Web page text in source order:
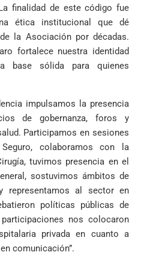
finalidad de este código fue
ética institucional que dé
la Asociación por décadas.
fortalece nuestra identidad
base sólida para quienes
impulsamos la presencia
de gobernanza, foros y
Participamos en sesiones
colaboramos con la
tuvimos presencia en el
sostuvimos ámbitos de
representamos al sector en
políticas públicas de
nos colocaron
privada en cuanto a
comunicación”.